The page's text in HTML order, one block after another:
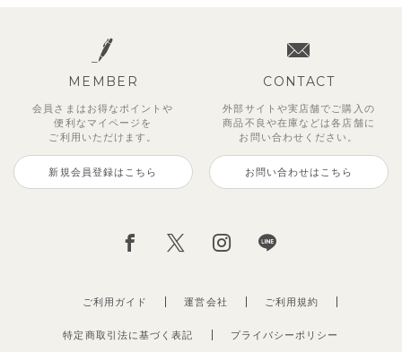
MEMBER
会員さまはお得なポイントや
便利な マイページを
ご利用いただけます。
新規会員登録はこちら
CONTACT
外部サイトや実店舗でご購入の
商品不良や在庫などは各店舗に
お問い合わせください。
お問い合わせはこちら
ご利用ガイド 運営会社
特定商取引法に基づく表記 プライバシーポリシー
ご利用規約